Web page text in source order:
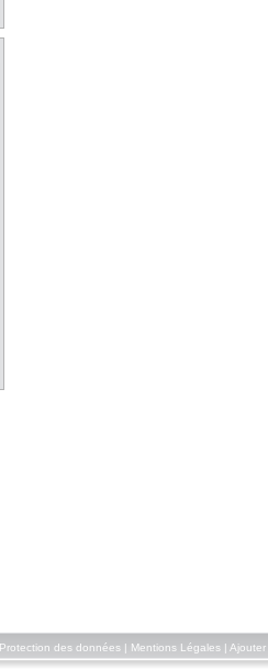
Protection des données| Mentions Légales| Ajouter